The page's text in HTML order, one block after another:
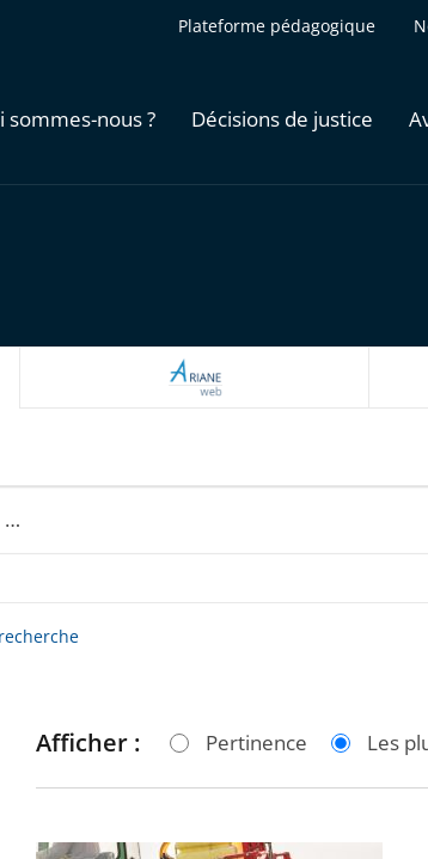
Plateforme pédagogique
sommes-nous ? Décisions de justice
ARIANEWEB
Afficher : Pertinence Les